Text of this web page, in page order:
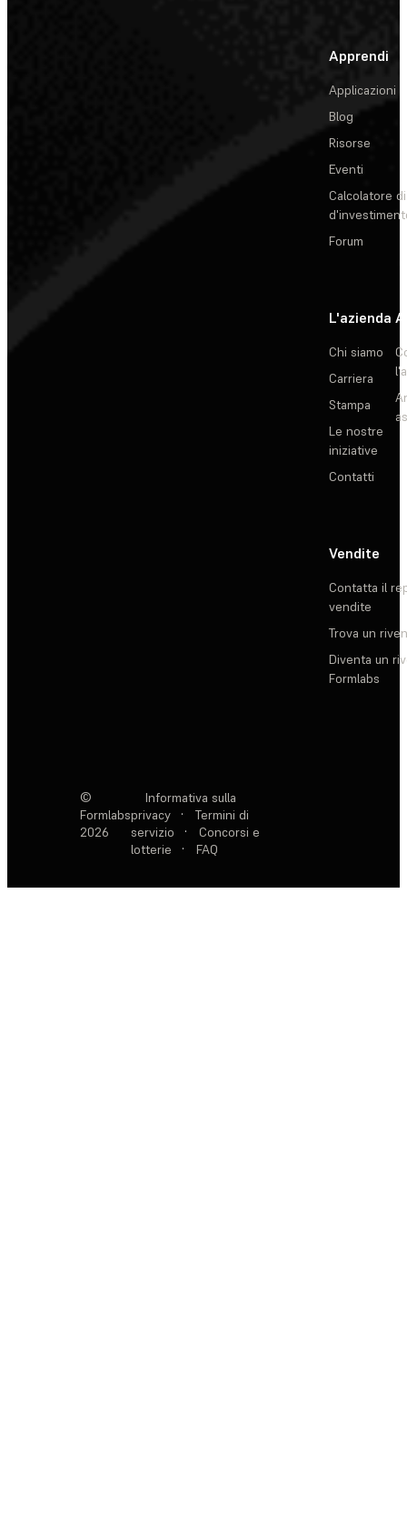
Apprendi
Applicazioni
Blog
Risorse
Eventi
Calcolatore
Forum
L'azienda
Chi siamo
Carriera
Stampa
Le nostre
iniziative
Contatti
Vendite
Contatta il
vendite
Trova un
Diventa un
Formlabs
©
Formlabs
2026
Informativa sulla
privacy
·
Termini di
servizio
·
Concorsi e
lotterie
· FAQ